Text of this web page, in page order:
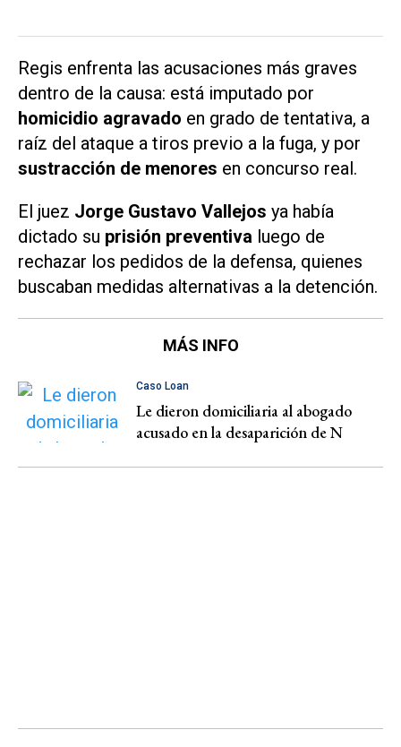
Regis enfrenta las acusaciones más graves
dentro de la causa: está imputado por
homicidio agravado en grado de tentativa, a
raíz del ataque a tiros previo a la fuga, y por
sustracción de menores en concurso real.
El juez Jorge Gustavo Vallejos ya había
dictado su prisión preventiva luego de
rechazar los pedidos de la defensa, quienes
buscaban medidas alternativas a la detención.
MÁS INFO
Caso Loan
Le dieron domiciliaria al abogado
acusado en la desaparición de N